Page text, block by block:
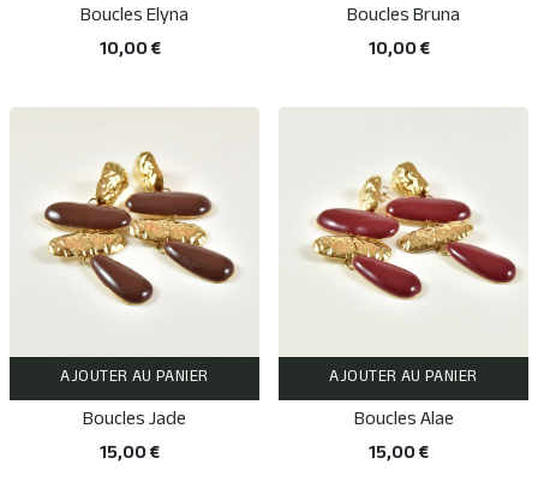
Boucles Elyna
10,00 €
Boucles Bruna
10,00 €
AJOUTER AU PANIER
Boucles Jade
15,00 €
AJOUTER AU PANIER
Boucles Alae
15,00 €